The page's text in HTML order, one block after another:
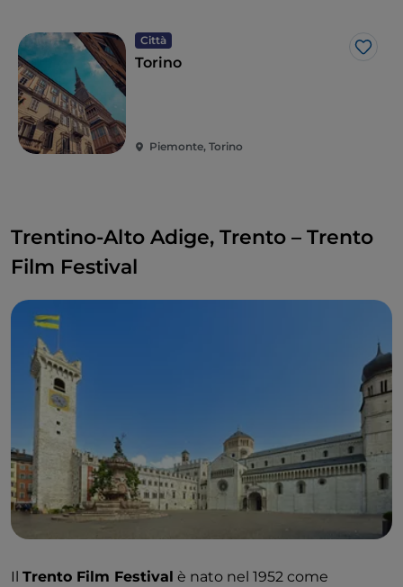
quella di Rondolino, si ricordano quelle dei primi anni
2000 con
Nanni Moretti, Gianni Amelio e Paolo
Virzì, tre sguardi profondamente diversi sull’Italia
contemporanea.
Città
Like
Torino
Piemonte, Torino
Trentino-Alto Adige, Trento – Trento
Film Festival
Il Trento Film Festival è nato nel 1952 come